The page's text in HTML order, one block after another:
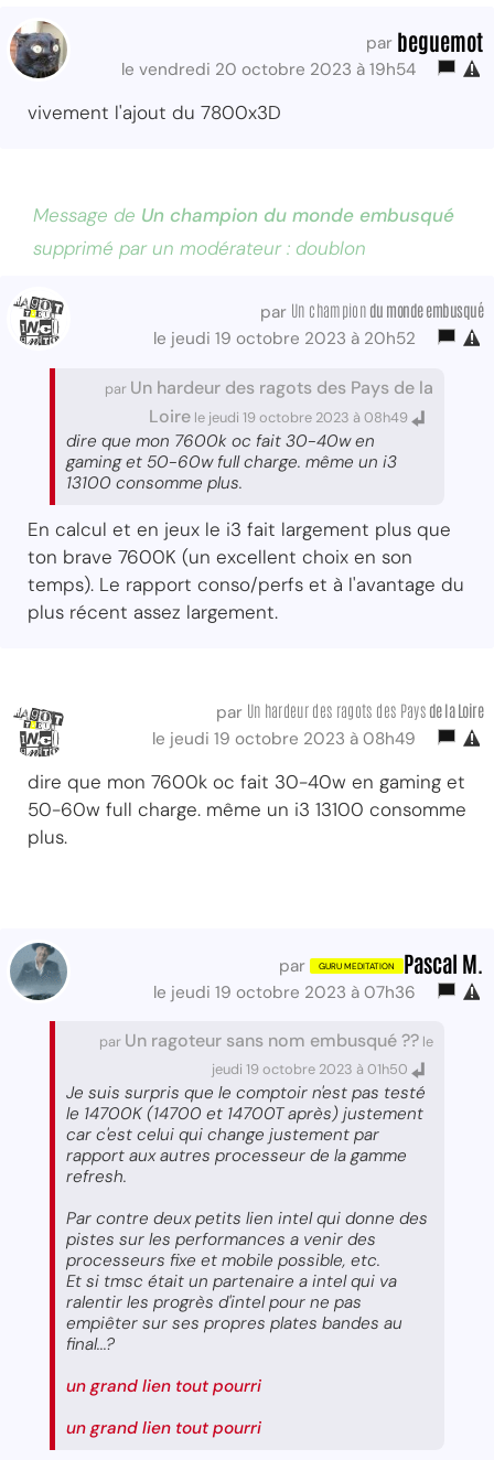
par beguemot
le vendredi 20 octobre 2023 à 19h54
vivement l'ajout du 7800x3D
Message de Un champion du monde embusqué
supprimé par un modérateur : doublon
par Un champion du monde embusqué
le jeudi 19 octobre 2023 à 20h52
par Un hardeur des ragots des Pays de la
Loire le jeudi 19 octobre 2023 à 08h49
dire que mon 7600k oc fait 30-40w en
gaming et 50-60w full charge. même un i3
13100 consomme plus.
En calcul et en jeux le i3 fait largement plus que
ton brave 7600K (un excellent choix en son
temps). Le rapport conso/perfs et à l'avantage du
plus récent assez largement.
par Un hardeur des ragots des Pays de la Loire
le jeudi 19 octobre 2023 à 08h49
dire que mon 7600k oc fait 30-40w en gaming et
50-60w full charge. même un i3 13100 consomme
plus.
par Pascal M.
le jeudi 19 octobre 2023 à 07h36
par Un ragoteur sans nom embusqué ?? le
jeudi 19 octobre 2023 à 01h50
Je suis surpris que le comptoir n'est pas testé
le 14700K (14700 et 14700T après) justement
car c'est celui qui change justement par
rapport aux autres processeur de la gamme
refresh.
Par contre deux petits lien intel qui donne des
pistes sur les performances a venir des
processeurs fixe et mobile possible, etc.
Et si tmsc était un partenaire a intel qui va
ralentir les progrès d'intel pour ne pas
empiêter sur ses propres plates bandes au
final...?
un grand lien tout pourri
un grand lien tout pourri